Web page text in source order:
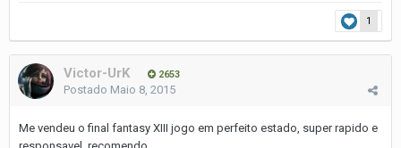
1
Victor-UrK 2653
Postado Maio 8, 2015
Me vendeu o final fantasy XIII jogo em perfeito estado, super rapido e